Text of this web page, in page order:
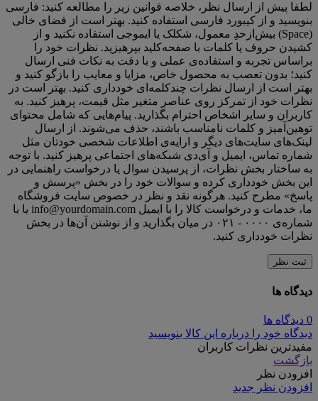
لطفا پیش از ارسال نظر، خلاصه قوانین زیر را مطالعه کنید: فارسی
بنویسید و از کیبورد فارسی استفاده کنید. بهتر است از فضای خالی
(Space) بیش‌از‌حدِ معمول، شکلک یا ایموجی استفاده نکنید و از
کشیدن حروف یا کلمات با صفحه‌کلید بپرهیزید. نظرات خود را
براساس تجربه و استفاده‌ی عملی و با دقت به نکات فنی ارسال
کنید؛ بدون تعصب به محصول خاص، مزایا و معایب را بازگو کنید و
بهتر است از ارسال نظرات چندکلمه‌‌ای خودداری کنید. بهتر است در
نظرات خود از تمرکز روی عناصر متغیر مثل قیمت، پرهیز کنید. به
کاربران و سایر اشخاص احترام بگذارید. پیام‌هایی که شامل محتوای
توهین‌آمیز و کلمات نامناسب باشند، حذف می‌شوند. از ارسال
لینک‌های سایت‌های دیگر و ارایه‌ی اطلاعات شخصی خودتان مثل
شماره تماس، ایمیل و آی‌دی شبکه‌های اجتماعی پرهیز کنید. با توجه
به ساختار بخش نظرات، از پرسیدن سوال یا درخواست راهنمایی در
این بخش خودداری کرده و سوالات خود را در بخش «پرسش و
پاسخ» مطرح کنید. هرگونه نقد و نظر در خصوص سایت فروشگاه
ما، خدمات و درخواست کالا را با ایمیل info@yourdomain.com یا با
شماره‌ی ۰۰۰۰ - ۰۲۱ در میان بگذارید و از نوشتن آن‌ها در بخش
نظرات خودداری کنید.
ثبت نظر
دیدگاه ها
0 دیدگاه ها
دیدگاه خود را درباره این کالا بنویسید
مفیدترین نظرات کاربران
بازگشت
افزودن نظر
افزودن نظر جدید